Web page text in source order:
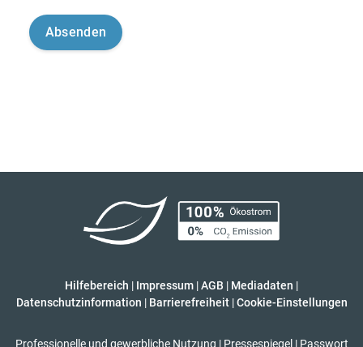
Hilfebereich | Impressum |AGB | Mediadaten |
Datenschutzinformation | Barrierefreiheit | Cookie-Einstellungen
Professionelle und gewerbliche Nutzung | Pressespiegel | Passwort